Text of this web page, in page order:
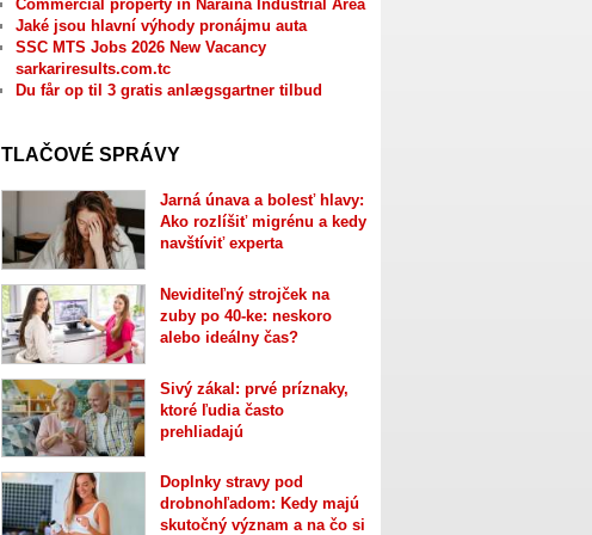
Commercial property in Naraina Industrial Area
Jaké jsou hlavní výhody pronájmu auta
SSC MTS Jobs 2026 New Vacancy
sarkariresults.com.tc
Du får op til 3 gratis anlægsgartner tilbud
TLAČOVÉ SPRÁVY
Jarná únava a bolesť hlavy:
Ako rozlíšiť migrénu a kedy
navštíviť experta
Neviditeľný strojček na
zuby po 40-ke: neskoro
alebo ideálny čas?
Sivý zákal: prvé príznaky,
ktoré ľudia často
prehliadajú
Doplnky stravy pod
drobnohľadom: Kedy majú
skutočný význam a na čo si